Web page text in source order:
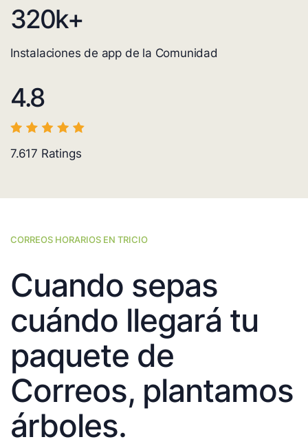
320k+
Instalaciones de app de la Comunidad
4.8
7.617 Ratings
CORREOS HORARIOS EN TRICIO
Cuando sepas
cuándo llegará tu
paquete de
Correos, plantamos
árboles.